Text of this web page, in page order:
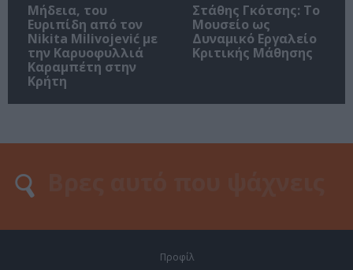
Μήδεια, του
Ευριπίδη από τον
Nikita Milivojević με
την Καρυοφυλλιά
Καραμπέτη στην
Κρήτη
Στάθης Γκότσης: Το
Μουσείο ως
Δυναμικό Εργαλείο
Κριτικής Μάθησης
Προφίλ